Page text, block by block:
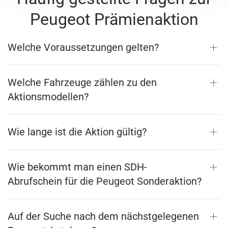
Peugeot Prämienaktion
Welche Voraussetzungen gelten?
Welche Fahrzeuge zählen zu den
Aktionsmodellen?
Wie lange ist die Aktion gültig?
Wie bekommt man einen SDH-
Abrufschein für die Peugeot Sonderaktion?
Auf der Suche nach dem nächstgelegenen